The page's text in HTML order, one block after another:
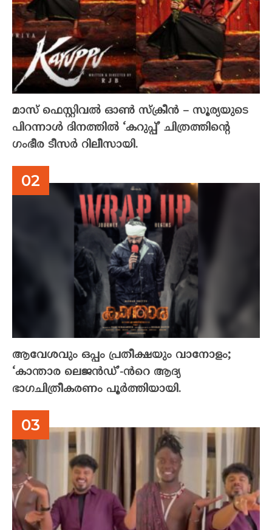
മാസ് ഫെസ്റ്റിവൽ ഓൺ സ്‌ക്രീൻ – സൂര്യയുടെ
പിറന്നാൾ ദിനത്തിൽ ‘കറുപ്പ്’ ചിത്രത്തിന്റെ
ഗംഭീര ടീസർ റിലീസായി.
ആവേശവും ഒപ്പം പ്രതീക്ഷയും വാനോളം;
‘കാന്താര ലെജൻഡ്’-ൻറെ ആദ്യ
ഭാഗചിത്രീകരണം പൂർത്തിയായി.